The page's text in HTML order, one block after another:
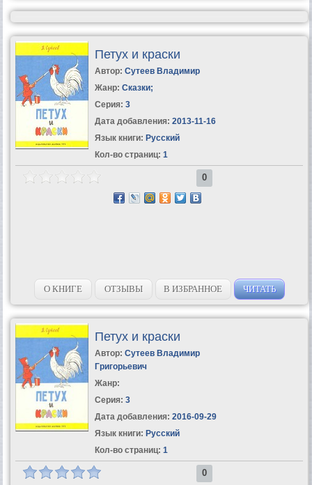
Петух и краски
Автор: Сутеев Владимир
Жанр: Сказки;
Серия: 3
Дата добавления: 2013-11-16
Язык книги: Русский
Кол-во страниц: 1
0
О КНИГЕ ОТЗЫВЫ В ИЗБРАННОЕ ЧИТАТЬ
Петух и краски
Автор: Сутеев Владимир
Григорьевич
Жанр:
Серия: 3
Дата добавления: 2016-09-29
Язык книги: Русский
Кол-во страниц: 1
0